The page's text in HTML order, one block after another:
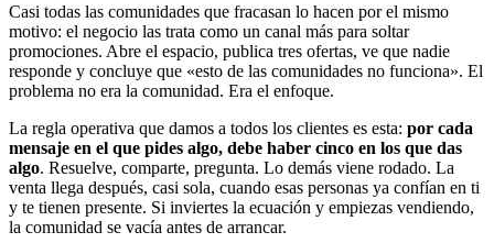
Casi todas las comunidades que fracasan lo hacen por el mismo
motivo: el negocio las trata como un canal más para soltar
promociones. Abre el espacio, publica tres ofertas, ve que nadie
responde y concluye que «esto de las comunidades no funciona». El
problema no era la comunidad. Era el enfoque.
La regla operativa que damos a todos los clientes es esta: por cada
mensaje en el que pides algo, debe haber cinco en los que das
algo. Resuelve, comparte, pregunta. Lo demás viene rodado. La
venta llega después, casi sola, cuando esas personas ya confían en ti
y te tienen presente. Si inviertes la ecuación y empiezas vendiendo,
la comunidad se vacía antes de arrancar.